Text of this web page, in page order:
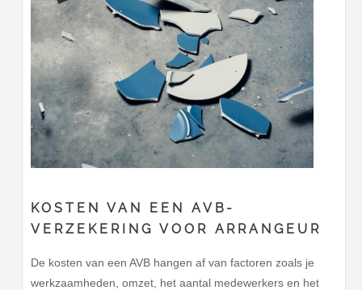
KOSTEN VAN EEN AVB-
VERZEKERING VOOR ARRANGEUR
De kosten van een AVB hangen af van factoren zoals je
werkzaamheden, omzet, het aantal medewerkers en het